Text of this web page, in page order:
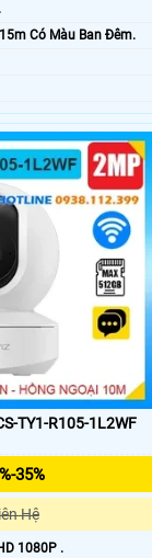
Có Màu Ban Ðêm.
TY1-R105-1L2WF
35%
Hệ
1080P .